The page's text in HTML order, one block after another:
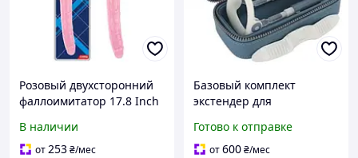
Розовый двухсторонний
фаллоимитатор 17.8 Inch
секс-товары
В наличии
от253₴/мес
Базовый комплект
экстендер для
Edge Basic Интим-
магазин игрушки смазки
Готово к отправке
от600₴/мес